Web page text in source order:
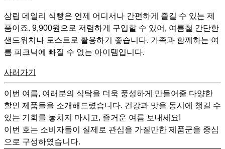
삼립 데일리 식빵은 언제 어디서나 간편하게 즐길 수 있는 제
품이죠. 9,900원으로 저렴하게 구입할 수 있어, 여름철 간단한
샌드위치나 토스트로 활용하기 좋습니다. 가족과 함께하는 여
름 피크닉에 빠질 수 없는 아이템입니다.
사러가기
이번 여름, 여러분의 식탁을 더욱 풍성하게 만들어줄 다양한
할인 제품들을 소개해드렸습니다. 건강과 맛을 동시에 챙길 수
있는 기회를 놓치지 마시고, 즐거운 여름 보내세요!
이번 호는 소비자들이 실제로 관심을 가질만한 제품군을 중심
으로 구성하였습니다.